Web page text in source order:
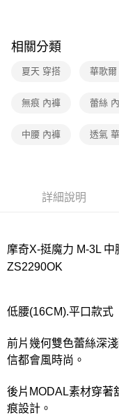
每筆NT$80，滿
宅配
每筆NT$220
相關分類
夏天 穿搭 華歌爾
無痕 內褲 蕾絲
中腰 內褲 透氣
詳細說明
摩奇X-挺魔力 M-3L
ZS2290OK
低腰(16CM).平口款式
前片幾何雙色蕾絲深
信都會風時尚。
後片MODAL素材穿著
痕設計。